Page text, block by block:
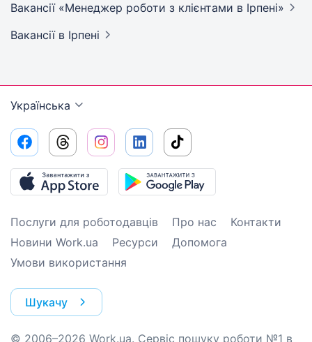
Вакансії «Менеджер роботи з клієнтами в Ірпені»
Вакансії в Ірпені
Українська
Послуги для роботодавців Про нас
Контакти
Новини Work.ua
Ресурси
Допомога
Умови використання
Шукачу
© 2006–2026 Work.ua. Сервіс пошуку роботи №1 в